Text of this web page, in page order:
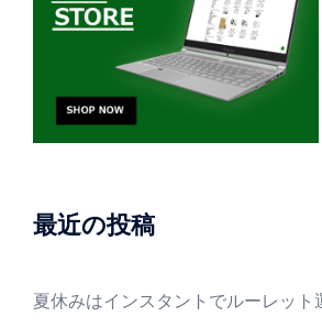
最近の投稿
夏休みはインスタントでルーレット